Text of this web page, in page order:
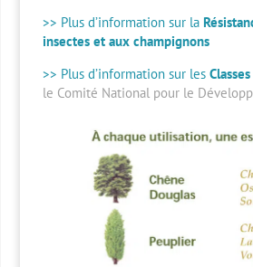
>> Plus d’information sur la
insectes et aux champignons
>> Plus d’information sur les
le Comité National pour le